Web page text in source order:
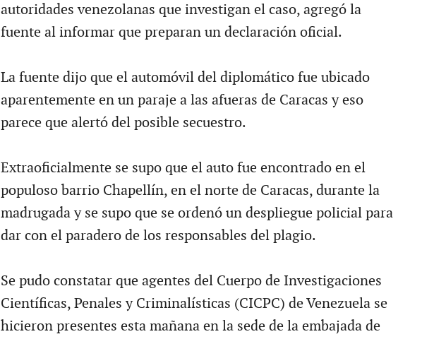
autoridades venezolanas que investigan el caso, agregó la
fuente al informar que preparan un declaración oficial.
La fuente dijo que el automóvil del diplomático fue ubicado
aparentemente en un paraje a las afueras de Caracas y eso
parece que alertó del posible secuestro.
Extraoficialmente se supo que el auto fue encontrado en el
populoso barrio Chapellín, en el norte de Caracas, durante la
madrugada y se supo que se ordenó un despliegue policial para
dar con el paradero de los responsables del plagio.
Se pudo constatar que agentes del Cuerpo de Investigaciones
Científicas, Penales y Criminalísticas (CICPC) de Venezuela se
hicieron presentes esta mañana en la sede de la embajada de